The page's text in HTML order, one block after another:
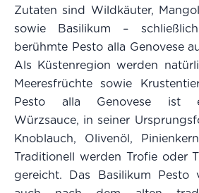
Zutaten sind Wildkäuter,
sowie Basilikum –
berühmte Pesto alla Genovese
Als Küstenregion werden
Meeresfrüchte sowie
Pesto alla Genovese ist
Würzsauce, in seiner
Knoblauch, Olivenöl,
Traditionell werden Trofie oder
gereicht. Das Basilikum